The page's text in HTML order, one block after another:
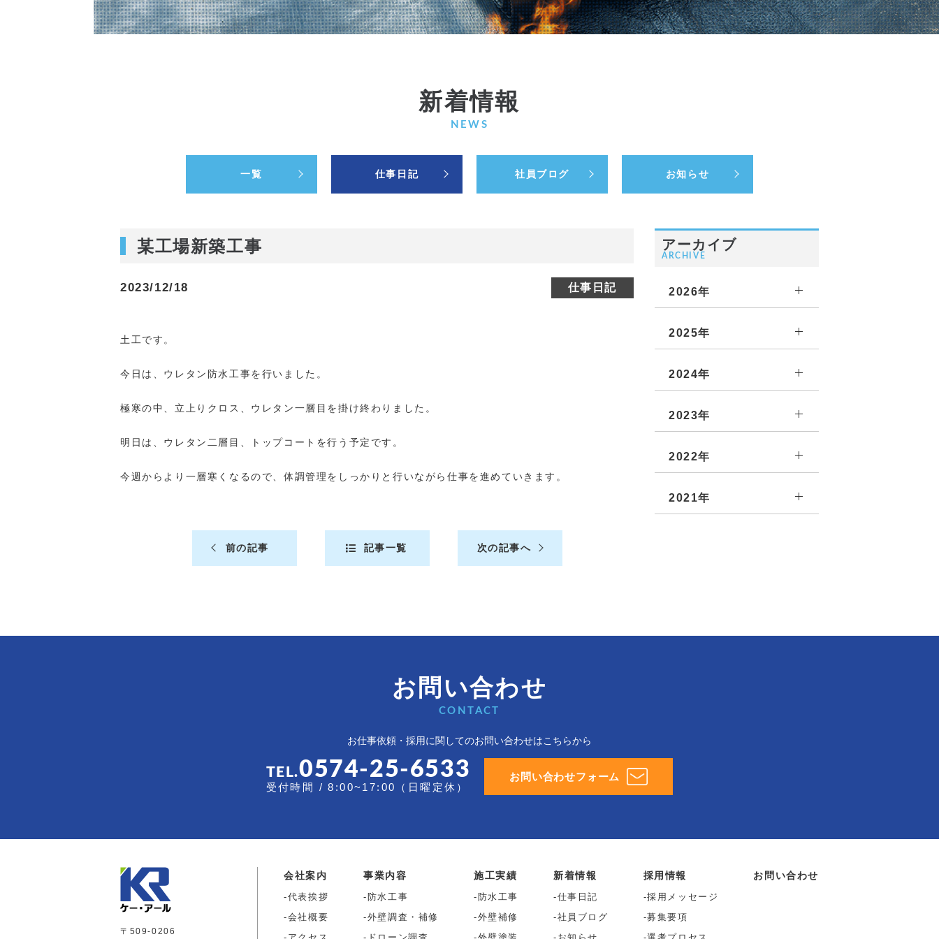
新着情報
NEWS
一覧 仕事日記 社員ブログ お知らせ
某工場新築工事
2023/12/18 仕事日記
土工です。
今日は、ウレタン防水工事を行いました。
極寒の中、立上りクロス、ウレタン一層目を掛け終わりました。
明日は、ウレタン二層目、トップコートを行う予定です。
今週からより一層寒くなるので、体調管理をしっかりと行いながら仕事を進めていきます。
前の記事 記事一覧 次の記事へ
アーカイブ
ARCHIVE
2026年
2025年
2024年
2023年
2022年
2021年
お問い合わせ
CONTACT
お仕事依頼・採用に関してのお問い合わせはこちらから
TEL.0574-25-6533
受付時間 / 8:00~17:00（日曜定休）
お問い合わせフォーム
〒509-0206
会社案内
代表挨拶
会社概要
事業内容
防水工事
外壁調査・補修
施工実績
防水工事
外壁補修
新着情報
仕事日記
社員ブログ
採用情報
採用メッセージ
募集要項
お問い合わせ